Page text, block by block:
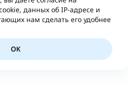
данных об IP-адресе и
нам сделать его удобнее
OK